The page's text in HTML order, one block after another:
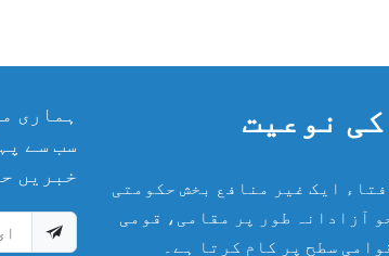
نوعیت
ایک غیر منافع بخش حکومتی
آزادانہ طور پر مقامی، قومی
سطح پر کام کرتا ہے۔
ہماری
سب سے
خبریں